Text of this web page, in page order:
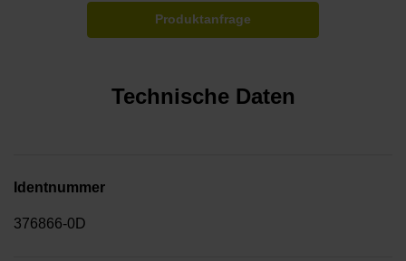
Produktanfrage
Technische Daten
Identnummer
376866-0D